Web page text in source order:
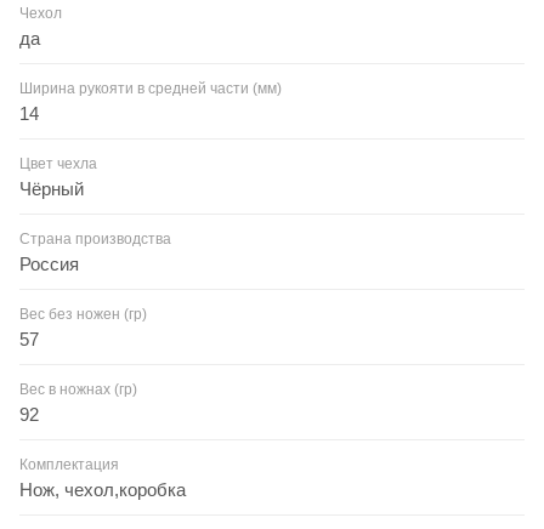
Чехол
да
Ширина рукояти в средней части (мм)
14
Цвет чехла
Чёрный
Страна производства
Россия
Вес без ножен (гр)
57
Вес в ножнах (гр)
92
Комплектация
Нож, чехол,коробка